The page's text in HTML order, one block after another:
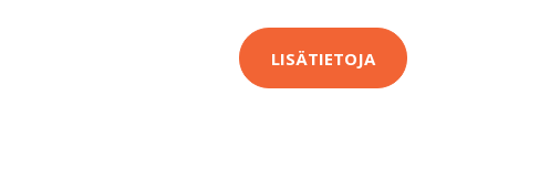
LISÄTIETOJA